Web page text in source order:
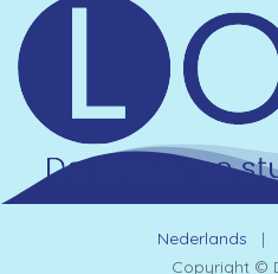
Copyright ©
Nederlands |